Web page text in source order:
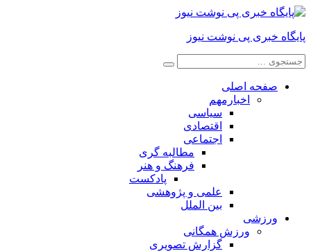
پایگاه خبری پی نوشت نیوز
صفحه اصلی
اخبارمهم
سیاسی
اقتصادی
اجتماعی
مطالبه گری
فرهنگ و هنر
پادکست
علمی و پژوهشی
بین الملل
ورزشی
ورزش همگانی
گزارش تصویری